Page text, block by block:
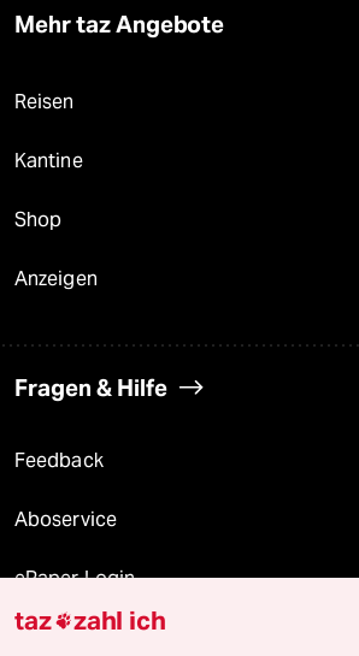
Mehr taz Angebote
Reisen
Kantine
Shop
Anzeigen
Fragen & Hilfe
Feedback
Aboservice
ePaper Login
Downloads für Abonnierende
taz zahl ich